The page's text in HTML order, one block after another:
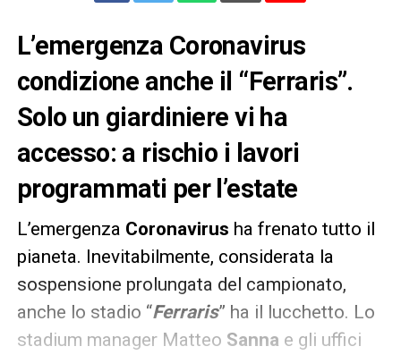
L’emergenza Coronavirus
condizione anche il “Ferraris”.
Solo un giardiniere vi ha
accesso: a rischio i lavori
programmati per l’estate
L’emergenza Coronavirus ha frenato tutto il
pianeta. Inevitabilmente, considerata la
sospensione prolungata del campionato,
anche lo stadio “Ferraris” ha il lucchetto. Lo
stadium manager Matteo Sanna e gli uffici